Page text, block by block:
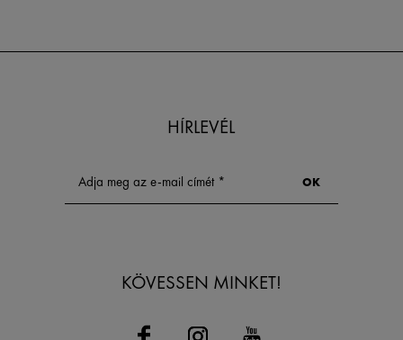
HÍRLEVÉL
KÖVESSEN MINKET!